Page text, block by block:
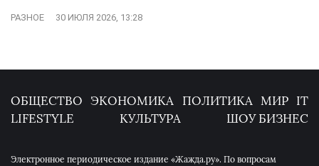
РАЗНОЕ 30 ИЮЛЯ 2026, 13:28
ОБЩЕСТВО ЭКОНОМИКА ПОЛИТИКА МИР IT
LIFESTYLE
КУЛЬТУРА ШОУ БИЗНЕС
Электронное периодическое издание «Жажда.ру». По вопросам